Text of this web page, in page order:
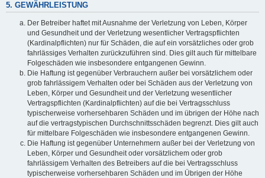
5. GEWÄHRLEISTUNG
Der Betreiber haftet mit Ausnahme der Verletzung von Leben, Körper
und Gesundheit und der Verletzung wesentlicher Vertragspflichten
(Kardinalpflichten) nur für Schäden, die auf ein vorsätzliches oder grob
fahrlässiges Verhalten zurückzuführen sind. Dies gilt auch für mittelbare
Folgeschäden wie insbesondere entgangenen Gewinn.
Die Haftung ist gegenüber Verbrauchern außer bei vorsätzlichem oder
grob fahrlässigem Verhalten oder bei Schäden aus der Verletzung von
Leben, Körper und Gesundheit und der Verletzung wesentlicher
Vertragspflichten (Kardinalpflichten) auf die bei Vertragsschluss
typischerweise vorhersehbaren Schäden und im übrigen der Höhe nach
auf die vertragstypischen Durchschnittsschäden begrenzt. Dies gilt auch
für mittelbare Folgeschäden wie insbesondere entgangenen Gewinn.
Die Haftung ist gegenüber Unternehmern außer bei der Verletzung von
Leben, Körper und Gesundheit oder vorsätzlichem oder grob
fahrlässigem Verhalten des Betreibers auf die bei Vertragsschluss
typischerweise vorhersehbaren Schäden und im Übrigen der Höhe